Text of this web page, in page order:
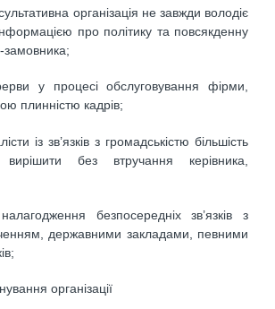
організація не завжди володіє
про політику та повсякденну
замовника;
у процесі обслуговування фірми,
плинністю кадрів;
із зв’язків з громадськістю більшість
без втручання керівника,
безпосередніх зв’язків з
державними закладами, певними
організації